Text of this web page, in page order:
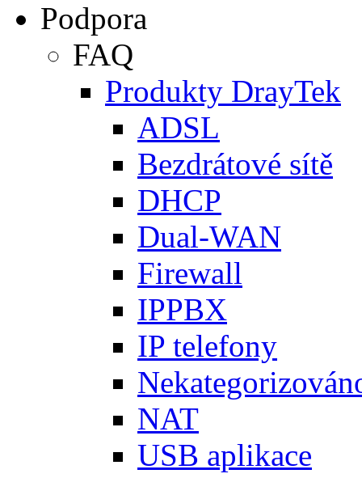
Podpora
FAQ
Produkty DrayTek
ADSL
Bezdrátové sítě
DHCP
Dual-WAN
Firewall
IPPBX
IP telefony
NAT
USB aplikace